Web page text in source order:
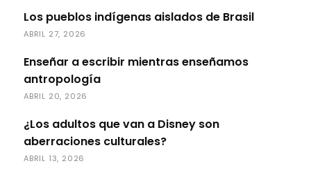
Los pueblos indígenas aislados de Brasil
ABRIL 27, 2026
Enseñar a escribir mientras enseñamos
antropología
ABRIL 20, 2026
¿Los adultos que van a Disney son
aberraciones culturales?
ABRIL 13, 2026